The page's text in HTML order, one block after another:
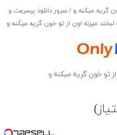
گریه میکنه و/ سرور دانلود پرسرعت و
میزنه اون از تو خون گریه میکنه و
از تو خون گریه میکنه و